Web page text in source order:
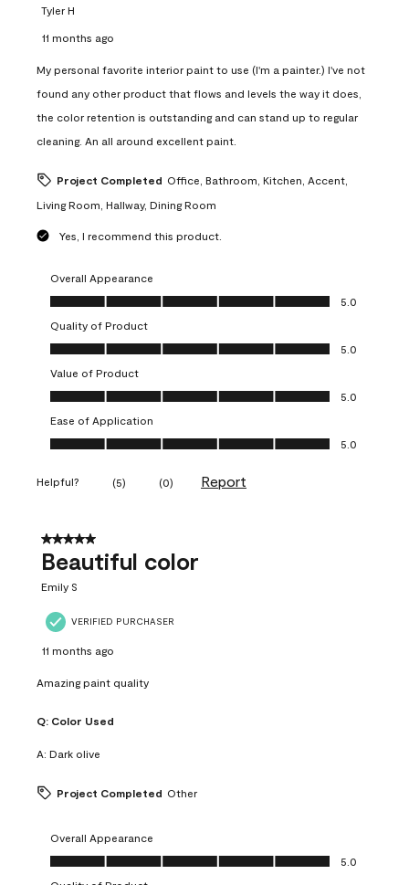
Tyler H
11 months ago
My personal favorite interior paint to use (I'm a painter.) I've not
found any other product that flows and levels the way it does,
the color retention is outstanding and can stand up to regular
cleaning. An all around excellent paint.
Project Completed Office, Bathroom, Kitchen, Accent,
Living Room, Hallway, Dining Room
Yes, I recommend this product.
Overall Appearance
Overall Appearance, 5.0 out of 5
5.0
Quality of Product
Quality of Product, 5.0 out of 5
5.0
Value of Product
Value of Product, 5.0 out of 5
5.0
Ease of Application
Ease of Application, 5.0 out of 5
5.0
Helpful? (5) (0) Report
5 out of 5 stars.
Beautiful color
Emily S
VERIFIED PURCHASER
11 months ago
Amazing paint quality
Q: Color Used
A: Dark olive
Project Completed Other
Overall Appearance
Overall Appearance, 5.0 out of 5
5.0